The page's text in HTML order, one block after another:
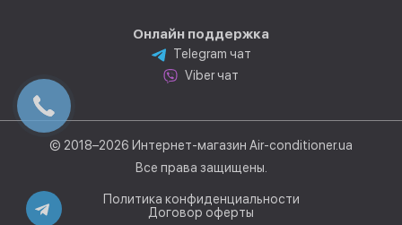
Онлайн поддержка
Telegram чат
Viber чат
© 2018–2026 Интернет-магазин Air-conditioner.ua
Все права защищены.
Политика конфиденциальности
Договор оферты